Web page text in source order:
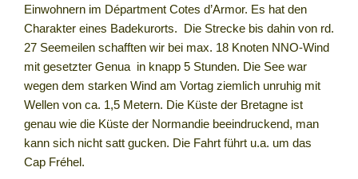
Einwohnern im Départment Cotes d’Armor. Es hat den
Charakter eines Badekurorts. Die Strecke bis dahin von rd.
27 Seemeilen schafften wir bei max. 18 Knoten NNO-Wind
mit gesetzter Genua in knapp 5 Stunden. Die See war
wegen dem starken Wind am Vortag ziemlich unruhig mit
Wellen von ca. 1,5 Metern. Die Küste der Bretagne ist
genau wie die Küste der Normandie beeindruckend, man
kann sich nicht satt gucken. Die Fahrt führt u.a. um das
Cap Fréhel.